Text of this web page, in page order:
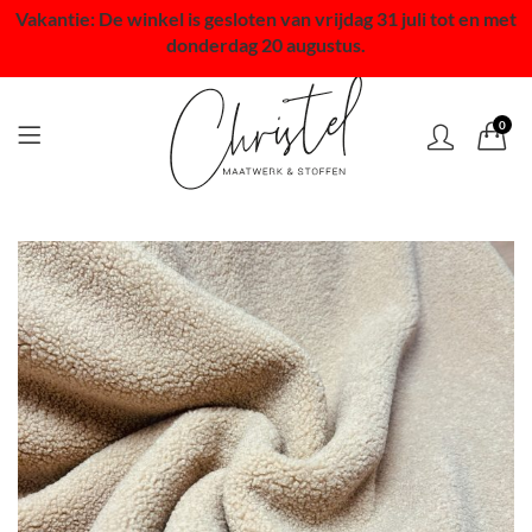
Vakantie: De winkel is gesloten van vrijdag 31 juli tot en met
donderdag 20 augustus.
0